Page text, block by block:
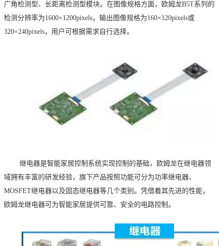
广角检测型、长距离检测型模块。在图像规格方面，欧姆龙B5T系列的
检测分辨率为1600×1200pixels，输出图像规格为160×120pixels或
320×240pixels，用户可根据需求自行选择。
继电器是智能家居控制系统实现控制的基础，欧姆龙在继电器领
域拥有丰富的研发经验，旗下产品按照功能可分为功率继电器、
MOSFET继电器以及固态继电器等几个类别。凭借着其先进的性能，
欧姆龙继电器可为智能家居提供可靠、安全的电路控制。